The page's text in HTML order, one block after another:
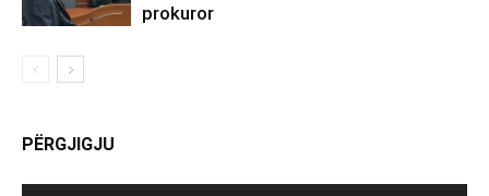
prokuror
PËRGJIGJU